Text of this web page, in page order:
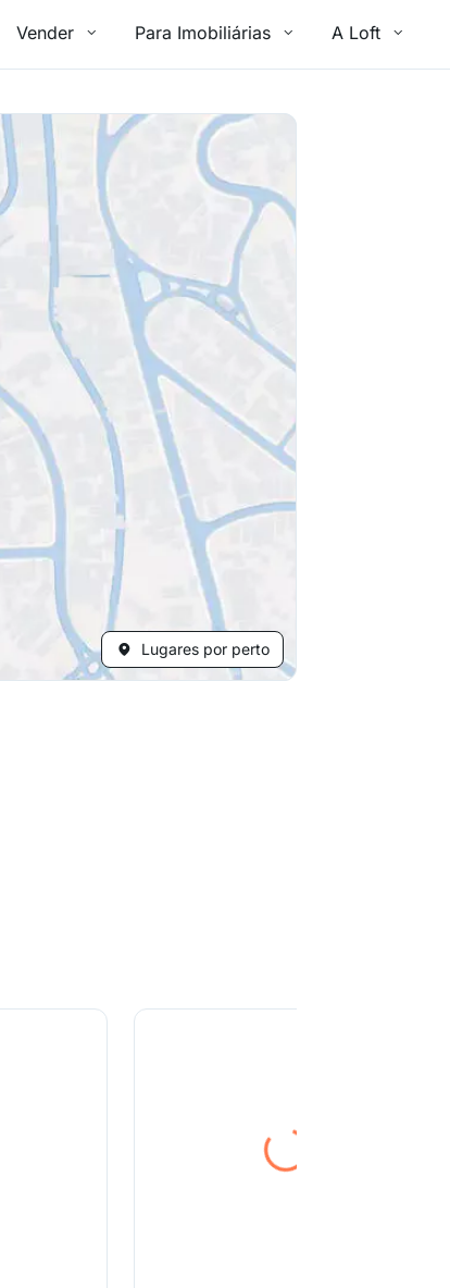
Vender Para Imobiliárias A Loft
Lugares por perto